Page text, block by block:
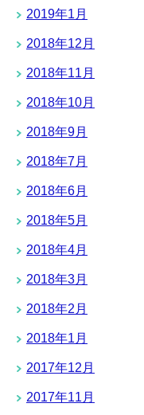
2019年1月
2018年12月
2018年11月
2018年10月
2018年9月
2018年7月
2018年6月
2018年5月
2018年4月
2018年3月
2018年2月
2018年1月
2017年12月
2017年11月